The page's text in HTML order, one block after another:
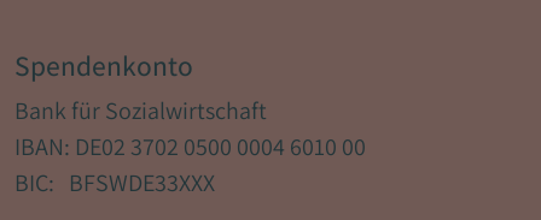
Spendenkonto
Bank für Sozialwirtschaft
IBAN: DE02 3702 0500 0004 6010 00
BIC: BFSWDE33XXX